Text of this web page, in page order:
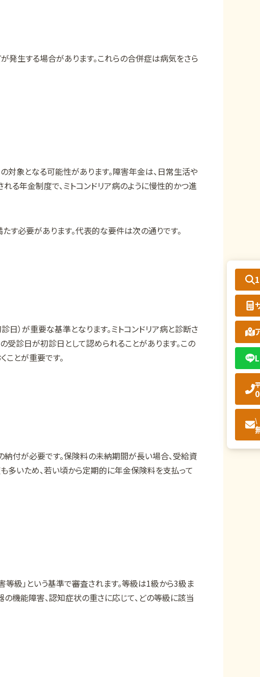
発生する場合があります。これらの合併症は病気をさら
対象となる可能性があります。障害年金は、日常生活や
る年金制度で、ミトコンドリア病のように慢性的かつ進
す必要があります。代表的な要件は次の通りです。
）が重要な基準となります。ミトコンドリア病と診断さ
診日が初診日として認められることがあります。この
とが重要です。
付が必要です。保険料の未納期間が長い場合、受給資
多いため、若い頃から定期的に年金保険料を支払って
等級」という基準で審査されます。等級は1級から3級ま
機能障害、認知症状の重さに応じて、どの等級に該当
\